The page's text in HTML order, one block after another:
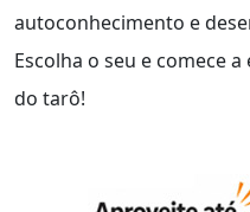
autoconhecimento e
Escolha o seu e comece
do tarô!